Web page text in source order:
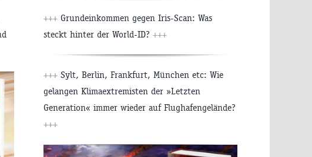
+++ Grundeinkommen gegen Iris-Scan: Was
steckt hinter der World-ID? +++
+++ Sylt, Berlin, Frankfurt, München etc: Wie
gelangen Klimaextremisten der »Letzten
Generation« immer wieder auf Flughafengelände?
+++